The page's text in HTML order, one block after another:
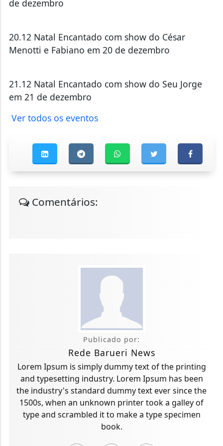
de dezembro
20.12 Natal Encantado com show do César
Menotti e Fabiano em 20 de dezembro
21.12 Natal Encantado com show do Seu Jorge
em 21 de dezembro
Ver todos os eventos
Comentários:
Publicado por:
Rede Barueri News
Lorem Ipsum is simply dummy text of the printing
and typesetting industry. Lorem Ipsum has been
the industry's standard dummy text ever since the
1500s, when an unknown printer took a galley of
type and scrambled it to make a type specimen
book.